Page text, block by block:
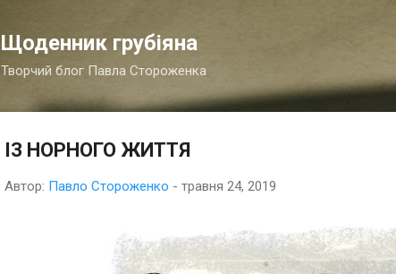
Щоденник грубіяна
Творчий блог Павла Стороженка
ІЗ НОРНОГО ЖИТТЯ
Автор: Павло Стороженко - травня 24, 2019